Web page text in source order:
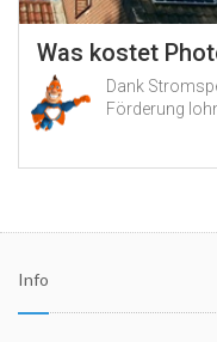
Info